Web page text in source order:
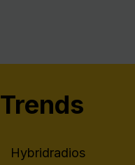
Hybridradios